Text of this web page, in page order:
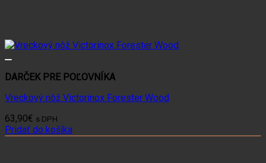
DARČEK PRE POĽOVNÍKA
Vreckový nôž Victorinox Forester Wood
63,90€ s DPH
Pridať do košíka